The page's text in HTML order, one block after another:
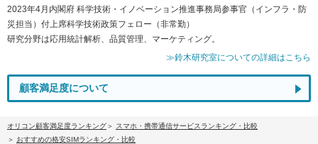
2023年4月内閣府 科学技術・イノベーション推進事務局参事官（インフラ・防
災担当）付上席科学技術政策フェロー（非常勤）
研究分野は応用統計解析、品質管理、マーケティング。
≫鈴木研究室についての詳細はこちら
顧客満足度について
オリコン顧客満足度ランキング
スマホ・携帯通信サービスランキング・比較
おすすめの格安SIMランキング・比較